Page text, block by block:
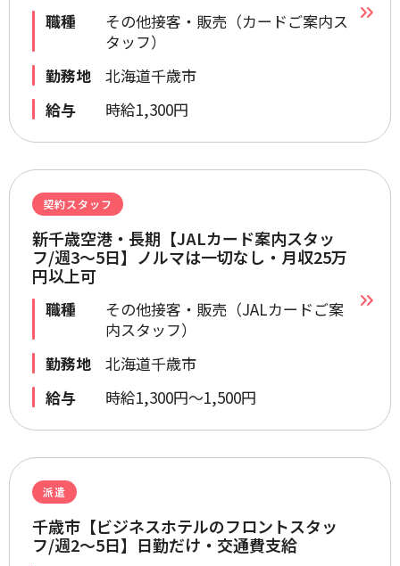
職種
その他接客・販売（カードご案内ス
タッフ）
勤務地
北海道千歳市
給与
時給1,300円
契約スタッフ
新千歳空港・長期【JALカード案内スタッ
フ/週3～5日】ノルマは一切なし・月収25万
円以上可
職種
その他接客・販売（JALカードご案
内スタッフ）
勤務地
北海道千歳市
給与
時給1,300円～1,500円
派遣
千歳市【ビジネスホテルのフロントスタッ
フ/週2～5日】日勤だけ・交通費支給